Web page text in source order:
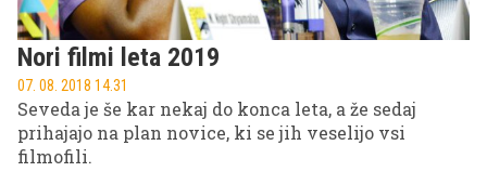
Nori filmi leta 2019
07. 08. 2018 14.31
Seveda je še kar nekaj do konca leta, a že sedaj
prihajajo na plan novice, ki se jih veselijo vsi
filmofili.